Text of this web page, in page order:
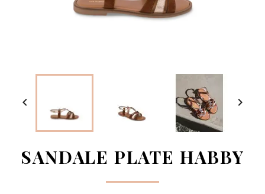
 
SANDALE PLATE HABBY